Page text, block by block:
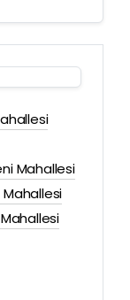
Mahallesi